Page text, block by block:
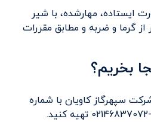
ایستاده، مهارشده، با شیر
گرما و ضربه و مطابق مقررات
بخریم؟
سپهرگاز کاویان با شماره